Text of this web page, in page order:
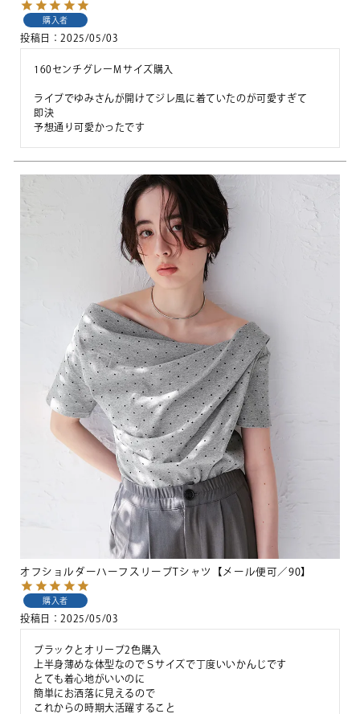
購入者
投稿日 2025/05/03
160センチグレーМサイズ購入
ライブでゆみさんが開けてジレ風に着ていたのが可愛すぎて
即決
オフショルダーハーフスリーブTシャツ【メール便可／90】
購入者
投稿日 2025/05/03
ブラックとオリーブ2色購入
上半身薄めな体型なのでＳサイズで丁度いいかんじです
とても着心地がいいのに
簡単にお洒落に見えるので
これからの時期大活躍すること